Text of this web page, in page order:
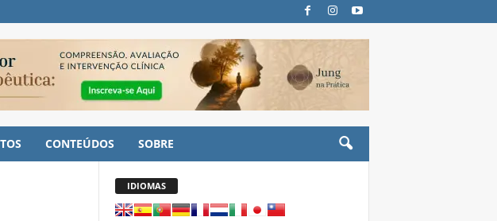
CONTEÚDOS SOBRE
IDIOMAS